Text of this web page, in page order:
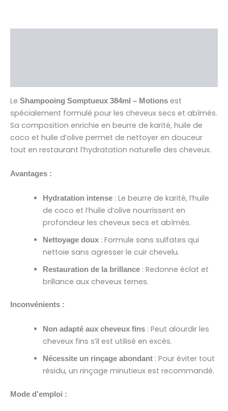
Le Shampooing Somptueux 384ml – Motions est
spécialement formulé pour les cheveux secs et abîmés.
Sa composition enrichie en beurre de karité, huile de
coco et huile d’olive permet de nettoyer en douceur
tout en restaurant l’hydratation naturelle des cheveux.
Avantages :
Hydratation intense: Le beurre de karité, l’huile
de coco et l’huile d’olive nourrissent en
profondeur les cheveux secs et abîmés.
Nettoyage doux: Formule sans sulfates qui
nettoie sans agresser le cuir chevelu.
Restauration de la brillance: Redonne éclat et
brillance aux cheveux ternes.
Inconvénients :
Non adapté aux cheveux fins: Peut alourdir les
cheveux fins s’il est utilisé en excès.
Nécessite un rinçage abondant: Pour éviter tout
résidu, un rinçage minutieux est recommandé.
Mode d’emploi :